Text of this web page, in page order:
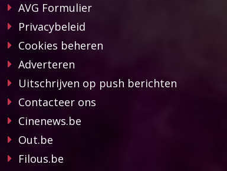
AVG Formulier
Privacybeleid
Cookies beheren
Adverteren
Uitschrijven op push berichten
Contacteer ons
Cinenews.be
Out.be
Filous.be